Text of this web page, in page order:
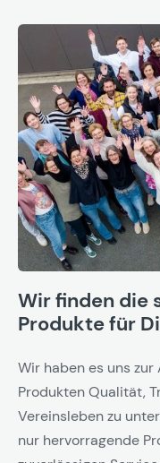
Wir finden die
Produkte für
Wir haben es uns
Produkten Qualität,
Vereinsleben zu
nur hervorragende